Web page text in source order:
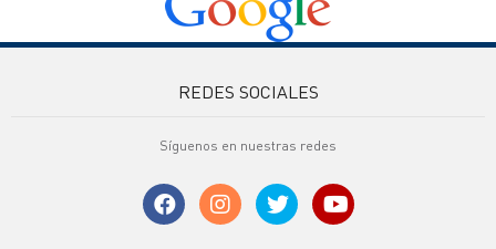
REDES SOCIALES
Síguenos en nuestras redes